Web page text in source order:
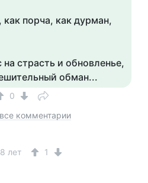
порча, как дурман,
страсть и обновленье,
обман...
0
комментарии
8 лет 1